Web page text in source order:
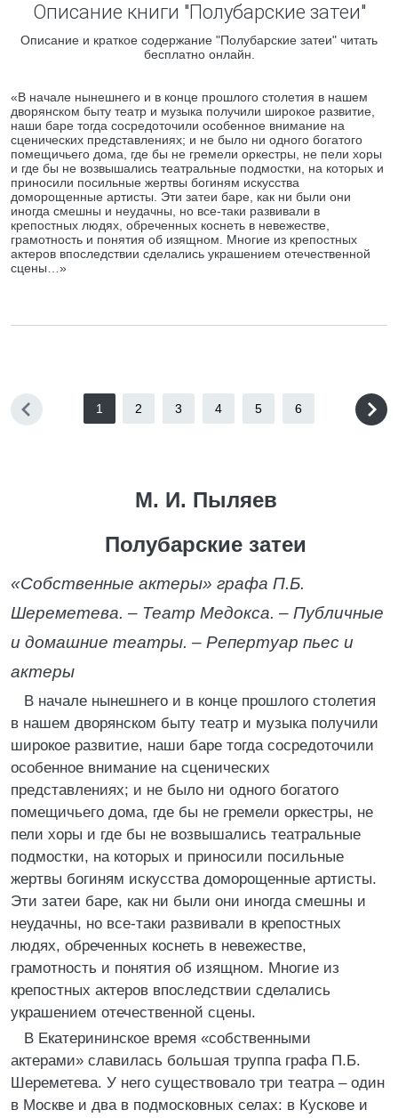
Описание книги "Полубарские затеи"
Описание и краткое содержание "Полубарские затеи" читать
бесплатно онлайн.
«В начале нынешнего и в конце прошлого столетия в нашем
дворянском быту театр и музыка получили широкое развитие,
наши баре тогда сосредоточили особенное внимание на
сценических представлениях; и не было ни одного богатого
помещичьего дома, где бы не гремели оркестры, не пели хоры
и где бы не возвышались театральные подмостки, на которых и
приносили посильные жертвы богиням искусства
доморощенные артисты. Эти затеи баре, как ни были они
иногда смешны и неудачны, но все-таки развивали в
крепостных людях, обреченных коснеть в невежестве,
грамотность и понятия об изящном. Многие из крепостных
актеров впоследствии сделались украшением отечественной
сцены…»
1 2 3 4 5 6
М. И. Пыляев
Полубарские затеи
«Собственные актеры» графа П.Б.
Шереметева. – Театр Медокса. – Публичные
и домашние театры. – Репертуар пьес и
актеры
В начале нынешнего и в конце прошлого столетия
в нашем дворянском быту театр и музыка получили
широкое развитие, наши баре тогда сосредоточили
особенное внимание на сценических
представлениях; и не было ни одного богатого
помещичьего дома, где бы не гремели оркестры, не
пели хоры и где бы не возвышались театральные
подмостки, на которых и приносили посильные
жертвы богиням искусства доморощенные артисты.
Эти затеи баре, как ни были они иногда смешны и
неудачны, но все-таки развивали в крепостных
людях, обреченных коснеть в невежестве,
грамотность и понятия об изящном. Многие из
крепостных актеров впоследствии сделались
украшением отечественной сцены.
В Екатерининское время «собственными
актерами» славилась большая труппа графа П.Б.
Шереметева. У него существовало три театра – один
в Москве и два в подмосковных селах: в Кускове и